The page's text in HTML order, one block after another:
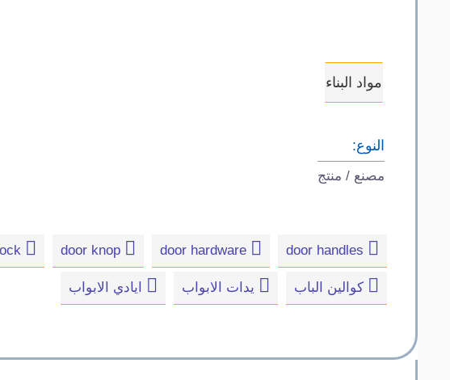
مواد البناء
النوع:
مصنع / منتج
كوالين الباب يدات الابواب ايادي الابواب